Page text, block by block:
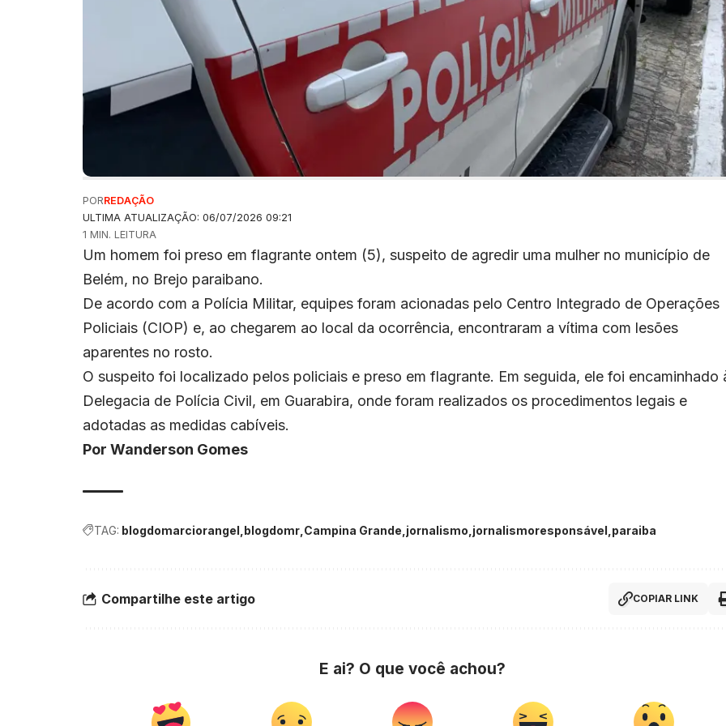
ULTIMA ATUALIZAÇÃO: 06/07/2026 09:21
PORREDAÇÃO
1 MIN. LEITURA
Um homem foi preso em flagrante ontem (5), suspeito de agredir uma mulher no município de
Belém, no Brejo paraibano.
De acordo com a Polícia Militar, equipes foram acionadas pelo Centro Integrado de Operações
Policiais (CIOP) e, ao chegarem ao local da ocorrência, encontraram a vítima com lesões
aparentes no rosto.
O suspeito foi localizado pelos policiais e preso em flagrante. Em seguida, ele foi encaminhado
Delegacia de Polícia Civil, em Guarabira, onde foram realizados os procedimentos legais e
adotadas as medidas cabíveis.
Por Wanderson Gomes
TAG: blogdomarciorangel blogdomr Campina Grande jornalismo jornalismoresponsável paraiba
Compartilhe este artigo COPIAR LINK
E ai? O que você achou?